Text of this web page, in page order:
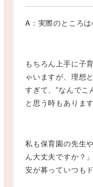
A：実際のところは
もちろん上手に子
ゃいますが、理想
すぎて、”なんでこ
と思う時もあります
私も保育園の先生
ん大丈夫ですか？
安が募っていつも